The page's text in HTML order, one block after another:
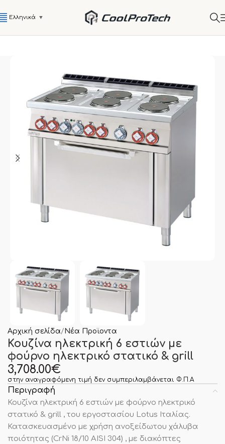
Ελληνικά ▼
Αρχική σελίδα Νέα Προϊοντα
Κουζίνα ηλεκτρική 6 εστιών με
φούρνο ηλεκτρικό στατικό & grill
3,708.00€
στην αναγραφόμενη τιμή δεν συμπεριλαμβάνεται Φ.Π.Α
Περιγραφή
Κουζίνα ηλεκτρική 6 εστιών με φούρνο ηλεκτρικό
στατικό & grill , του εργοστασίου Lotus Ιταλίας.
Κατασκευασμένο με χρήση ανοξείδωτου χάλυβα
ποιότητας (CrNi 18/10 AISI 304) , με διακόπτες